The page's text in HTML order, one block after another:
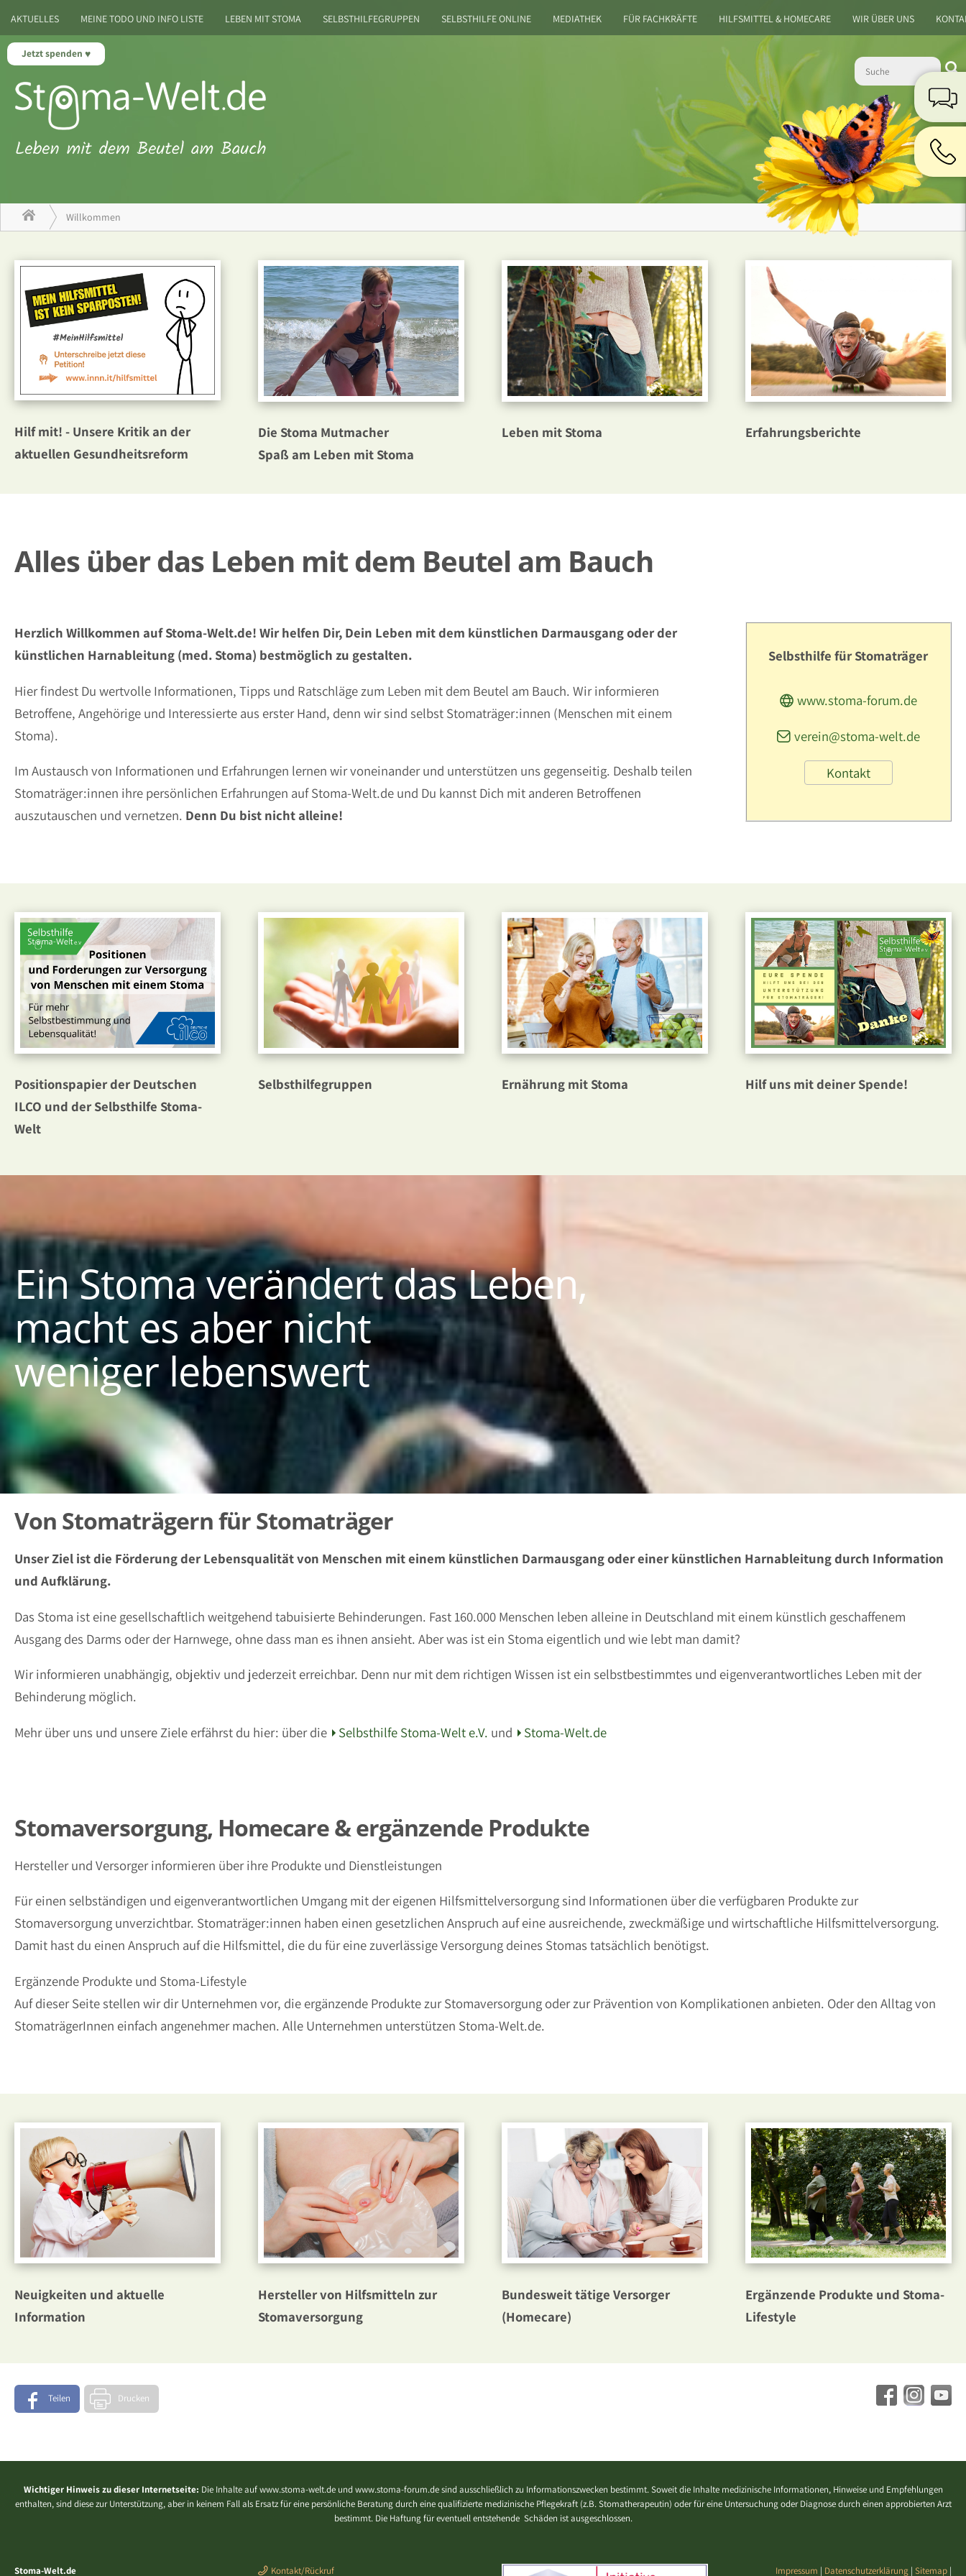
Jetzt spenden
AKTUELLES MEINE TODO UND INFO LISTE LEBEN MIT STOMA SELBSTHILFEGRUPPEN SELBSTHILFE ONLINE MEDIATHEK FÜR FACHKRÄFTE HILFSMITTEL & HOMECARE WIR ÜBER UNS
Willkommen
Hilf mit! - Unsere Kritik an der
aktuellen Gesundheitsreform
Die Stoma Mutmacher
Spaß am Leben mit Stoma
Leben mit Stoma Erfahrungsberichte
Alles über das Leben mit dem Beutel am Bauch
Herzlich Willkommen auf Stoma-Welt.de! Wir helfen Dir, Dein Leben mit dem künstlichen Darmausgang oder der
künstlichen Harnableitung (med. Stoma) bestmöglich zu gestalten.
Hier findest Du wertvolle Informationen, Tipps und Ratschläge zum Leben mit dem Beutel am Bauch. Wir informieren
Betroffene, Angehörige und Interessierte aus erster Hand, denn wir sind selbst Stomaträger:innen (Menschen mit einem
Stoma).
Im Austausch von Informationen und Erfahrungen lernen wir voneinander und unterstützen uns gegenseitig. Deshalb teilen
Stomaträger:innen ihre persönlichen Erfahrungen auf Stoma-Welt.de und Du kannst Dich mit anderen Betroffenen
auszutauschen und vernetzen. Denn Du bist nicht alleine!
Selbsthilfe für Stomaträger
www.stoma-forum.de
verein@stoma-welt.de
Kontakt
Positionspapier der Deutschen
ILCO und der Selbsthilfe Stoma-
Welt
Selbsthilfegruppen Ernährung mit Stoma Hilf uns mit deiner Spende!
Ein Stoma verändert das Leben,
macht es aber nicht
weniger lebenswert
Von Stomaträgern für Stomaträger
Unser Ziel ist die Förderung der Lebensqualität von Menschen mit einem künstlichen Darmausgang oder einer künstlichen Harnableitung durch Information
und Aufklärung.
Das Stoma ist eine gesellschaftlich weitgehend tabuisierte Behinderungen. Fast 160.000 Menschen leben alleine in Deutschland mit einem künstlich geschaffenem
Ausgang des Darms oder der Harnwege, ohne dass man es ihnen ansieht. Aber was ist ein Stoma eigentlich und wie lebt man damit?
Wir informieren unabhängig, objektiv und jederzeit erreichbar. Denn nur mit dem richtigen Wissen ist ein selbstbestimmtes und eigenverantwortliches Leben mit der
Behinderung möglich.
Mehr über uns und unsere Ziele erfährst du hier: über die Selbsthilfe Stoma-Welt e.V. und Stoma-Welt.de
Stomaversorgung, Homecare & ergänzende Produkte
Hersteller und Versorger informieren über ihre Produkte und Dienstleistungen
Für einen selbständigen und eigenverantwortlichen Umgang mit der eigenen Hilfsmittelversorgung sind Informationen über die verfügbaren Produkte zur
Stomaversorgung unverzichtbar. Stomaträger:innen haben einen gesetzlichen Anspruch auf eine ausreichende, zweckmäßige und wirtschaftliche Hilfsmittelversorgung.
Damit hast du einen Anspruch auf die Hilfsmittel, die du für eine zuverlässige Versorgung deines Stomas tatsächlich benötigst.
Ergänzende Produkte und Stoma-Lifestyle
Auf dieser Seite stellen wir dir Unternehmen vor, die ergänzende Produkte zur Stomaversorgung oder zur Prävention von Komplikationen anbieten. Oder den Alltag von
StomaträgerInnen einfach angenehmer machen. Alle Unternehmen unterstützen Stoma-Welt.de.
Neuigkeiten und aktuelle
Information
Hersteller von Hilfsmitteln zur
Stomaversorgung
Bundesweit tätige Versorger
(Homecare)
Ergänzende Produkte und Stoma-
Lifestyle
Teilen Drucken
Wichtiger Hinweis zu dieser Internetseite: Die Inhalte auf www.stoma-welt.de und www.stoma-forum.de sind ausschließlich zu Informationszwecken bestimmt. Soweit die Inhalte medizinische Informationen, Hinweise und Empfehlungen
enthalten, sind diese zur Unterstützung, aber in keinem Fall als Ersatz für eine persönliche Beratung durch eine qualifizierte medizinische Pflegekraft (z.B. Stomatherapeutin) oder für eine Untersuchung oder Diagnose durch einen approbierten Arzt
bestimmt. Die Haftung für eventuell entstehende Schäden ist ausgeschlossen.
Stoma-Welt.de Kontakt/Rückruf Impressum | Datenschutzerklärung | Sitemap |